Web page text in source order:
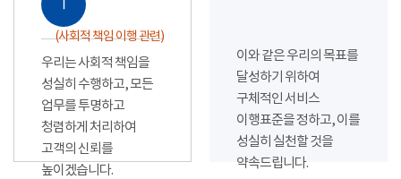
Ⅰ
(사회적 책임 이행 관련)
우리는 사회적 책임을
성실히 수행하고, 모든
업무를 투명하고
청렴하게 처리하여
고객의 신뢰를
높이겠습니다.
이와 같은 우리의 목표를
달성하기 위하여
구체적인 서비스
이행표준을 정하고, 이를
성실히 실천할 것을
약속드립니다.